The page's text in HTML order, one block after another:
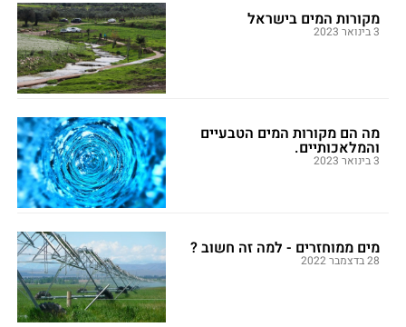
מקורות המים בישראל
3 בינואר 2023
מה הם מקורות המים הטבעיים
והמלאכותיים.
3 בינואר 2023
מים ממוחזרים - למה זה חשוב ?
28 בדצמבר 2022